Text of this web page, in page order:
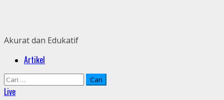
Akurat dan Edukatif
PrimaryArtikel
Cari
untuk:
Live